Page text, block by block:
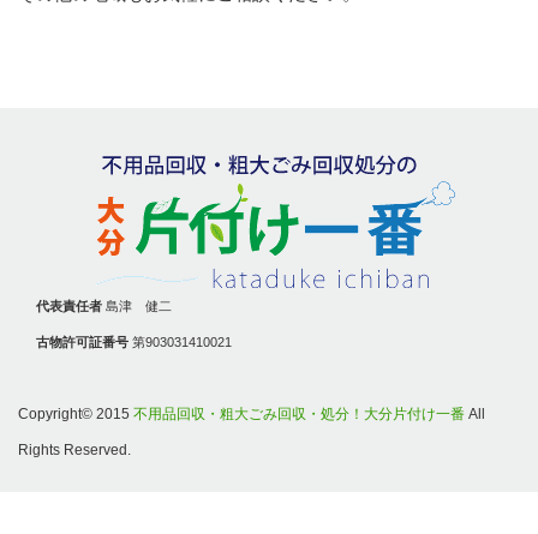
代表責任者 島津 健二
古物許可証番号 第903031410021
Copyright© 2015 不用品回収・粗大ごみ回収・処分！大分片付け一番 All
Rights Reserved.